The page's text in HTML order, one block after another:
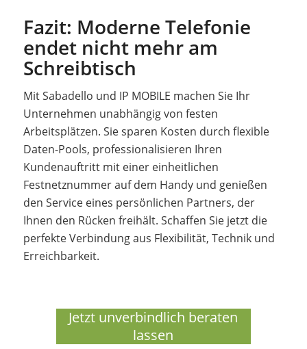
Fazit: Moderne Telefonie
endet nicht mehr am
Schreibtisch
Mit Sabadello und IP MOBILE machen Sie Ihr
Unternehmen unabhängig von festen
Arbeitsplätzen. Sie sparen Kosten durch flexible
Daten-Pools, professionalisieren Ihren
Kundenauftritt mit einer einheitlichen
Festnetznummer auf dem Handy und genießen
den Service eines persönlichen Partners, der
Ihnen den Rücken freihält. Schaffen Sie jetzt die
perfekte Verbindung aus Flexibilität, Technik und
Erreichbarkeit.
Jetzt unverbindlich beraten
lassen